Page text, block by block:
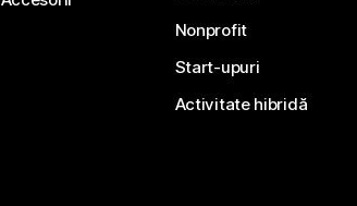
Nonprofit
Start-upuri
Activitate hibridă